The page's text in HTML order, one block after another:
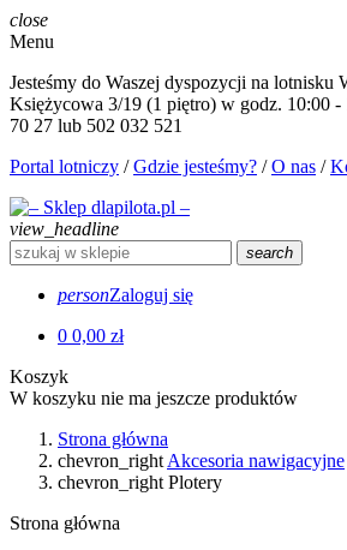
close
Menu
Jesteśmy do Waszej dyspozycji na lotnisku
Księżycowa 3/19 (1 piętro) w godz. 10:00 -
70 27 lub 502 032 521
Portal lotniczy /Gdzie jesteśmy? /O nas /
view_headline
search
personZaloguj się
0 0,00 zł
Koszyk
W koszyku nie ma jeszcze produktów
Strona główna
chevron_right Akcesoria nawigacyjne
chevron_right Plotery
Strona główna